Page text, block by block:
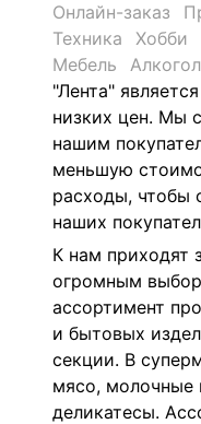
Онлайн-заказ
Техника
Хобби
Мебель
"Лента"
низких цен. Мы
нашим
меньшую
расходы, чтобы
наших
К нам приходят
огромным
ассортимент
и бытовых
секции. В
мясо, молочные
деликатесы.